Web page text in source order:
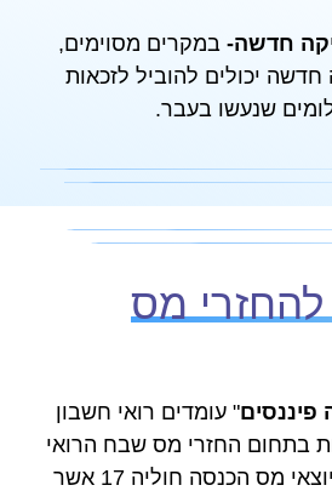
חדשה-במקרים מסוימים,
יכולים להוביל לזכאות
שנעשו בעבר.
להחזרי מס
" עומדים רואי חשבון
בתחום החזרי מס שבח הרואי
חשבון שעבדו שהוא יוצאי מס הכנסה חוליה 17 אשר